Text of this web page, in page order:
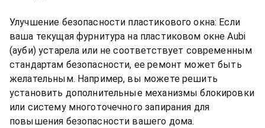
Улучшение безопасности пластикового окна: Если
ваша текущая фурнитура на пластиковом окне Aubi
(ауби) устарела или не соответствует современным
стандартам безопасности, ее ремонт может быть
желательным. Например, вы можете решить
установить дополнительные механизмы блокировки
или систему многоточечного запирания для
повышения безопасности вашего дома.